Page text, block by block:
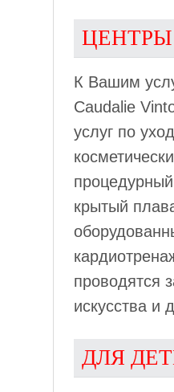
К Вашим
Caudalie
услуг по
крытый
проводятся
искусства и
ДЛЯ